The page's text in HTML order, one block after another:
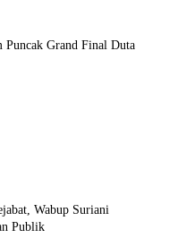
Grand Final Duta
Wabup Suriani
Publik